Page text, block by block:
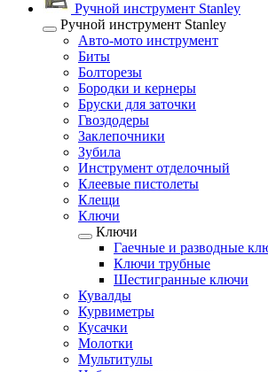
Ручной инструмент Stanley
Ручной инструмент Stanley
Авто-мото инструмент
Биты
Болторезы
Бородки и кернеры
Бруски для заточки
Гвоздодеры
Заклепочники
Зубила
Инструмент отделочный
Клеевые пистолеты
Клещи
Ключи
Ключи
Гаечные и разводные
Ключи трубные
Шестигранные ключи
Кувалды
Курвиметры
Кусачки
Молотки
Мультитулы